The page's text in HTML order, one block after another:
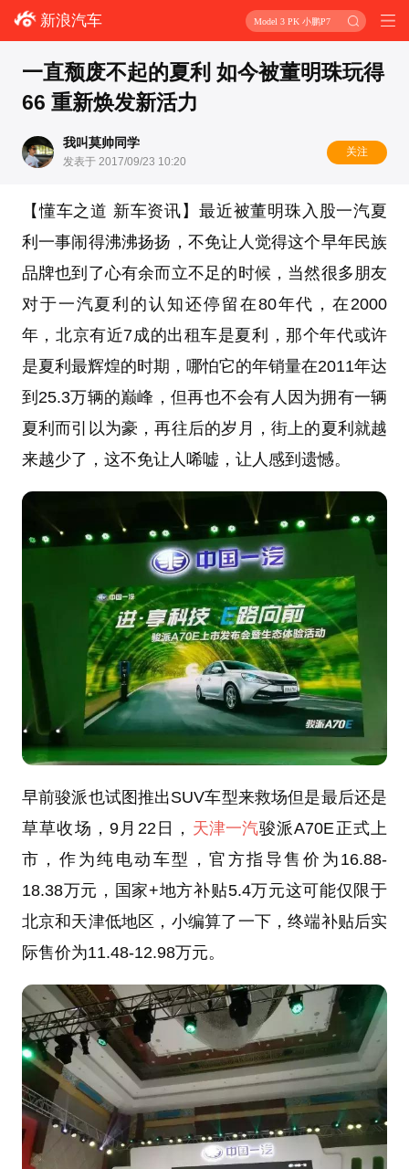
新浪汽车 Model 3 PK 小鹏P7
一直颓废不起的夏利 如今被董明珠玩得
66 重新焕发新活力
我叫莫帅同学
发表于 2017/09/23 10:20
关注
【懂车之道 新车资讯】最近被董明珠入股一汽夏
利一事闹得沸沸扬扬，不免让人觉得这个早年民族
品牌也到了心有余而立不足的时候，当然很多朋友
对于一汽夏利的认知还停留在80年代，在2000
年，北京有近7成的出租车是夏利，那个年代或许
是夏利最辉煌的时期，哪怕它的年销量在2011年达
到25.3万辆的巅峰，但再也不会有人因为拥有一辆
夏利而引以为豪，再往后的岁月，街上的夏利就越
来越少了，这不免让人唏嘘，让人感到遗憾。
早前骏派也试图推出SUV车型来救场但是最后还是
草草收场，9月22日， 天津一汽骏派A70E正式上
市，作为纯电动车型，官方指导售价为16.88-
18.38万元，国家+地方补贴5.4万元这可能仅限于
北京和天津低地区，小编算了一下，终端补贴后实
际售价为11.48-12.98万元。